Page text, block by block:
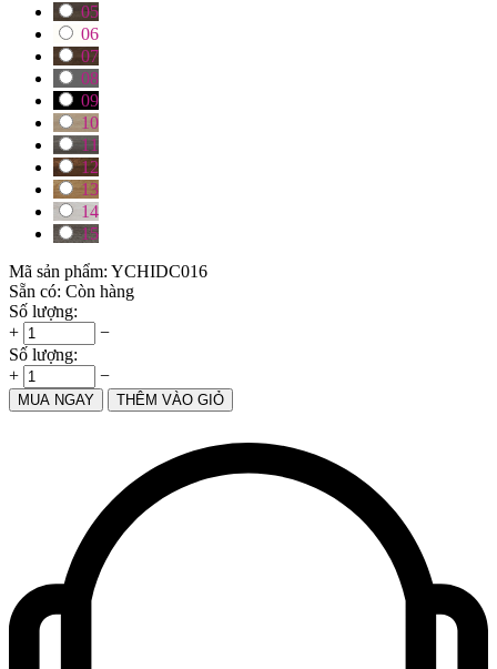
05
06
07
08
09
10
11
12
13
14
15
Mã sản phẩm: YCHIDC016
Sẵn có: Còn hàng
Số lượng:
+
−
Số lượng:
+
−
MUA NGAY THÊM VÀO GIỎ